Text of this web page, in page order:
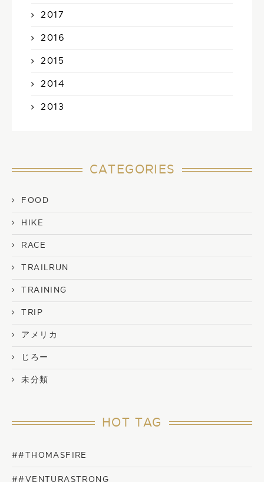
2017
2016
2015
2014
2013
CATEGORIES
FOOD
HIKE
RACE
TRAILRUN
TRAINING
TRIP
アメリカ
じろー
未分類
HOT TAG
##THOMASFIRE
##VENTURASTRONG